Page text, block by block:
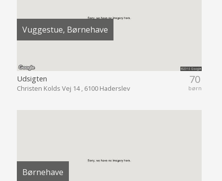
Vuggestue, Børnehave
70
børn
Udsigten
Christen Kolds Vej 14 , 6100 Haderslev
Børnehave